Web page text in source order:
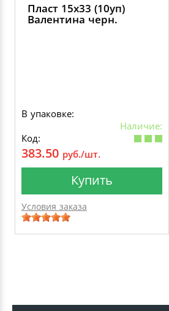
Пласт 15х33 (10уп)
Валентина черн.
В упаковке:
Наличие:
Код:
383.50 руб./шт.
Купить
Условия заказа